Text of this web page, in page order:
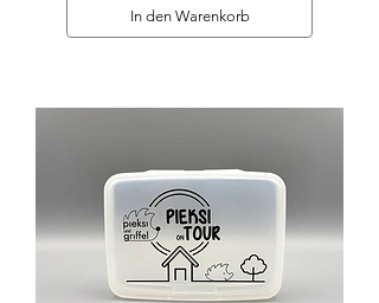
In den Warenkorb